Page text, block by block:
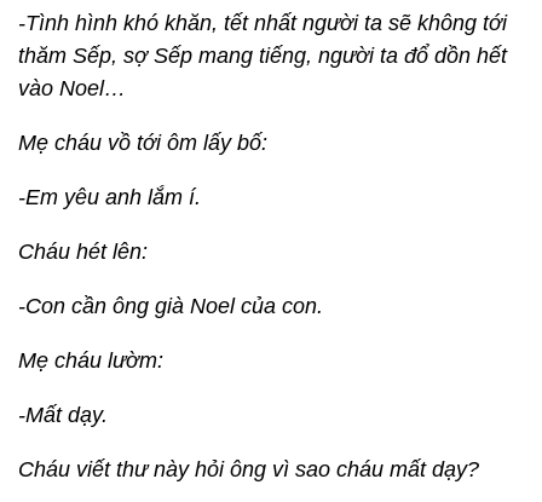
-Tình hình khó khăn, tết nhất người ta sẽ không tới
thăm Sếp, sợ Sếp mang tiếng, người ta đổ dồn hết
vào Noel…
Mẹ cháu vồ tới ôm lấy bố:
-Em yêu anh lắm í.
Cháu hét lên:
-Con cần ông già Noel của con.
Mẹ cháu lườm:
-Mất dạy.
Cháu viết thư này hỏi ông vì sao cháu mất dạy?